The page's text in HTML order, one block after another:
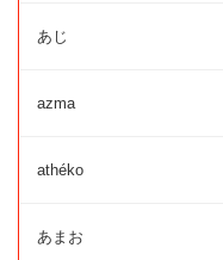
あじ
azma
athéko
あまお